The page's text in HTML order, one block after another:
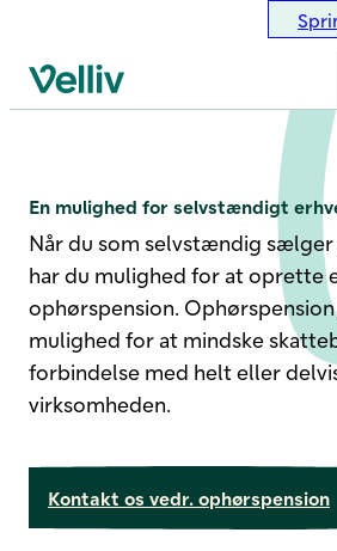
Velliv startside
Ophørspension
En mulighed for selvstændigt
Når du som selvstændig sælger
har du mulighed for at oprette
ophørspension.
mulighed for at mindske
forbindelse med helt eller
virksomheden.
Kontakt os vedr. ophørspension